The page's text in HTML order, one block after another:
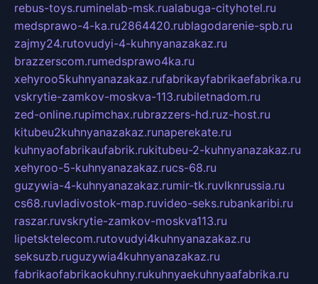
rebus-toys.ruminelab-msk.rualabuga-cityhotel.ru
medsprawo-4-ka.ru2864420.rublagodarenie-spb.ru
zajmy24.rutovudyi-4-kuhnyanazakaz.ru
brazzerscom.rumedsprawo4ka.ru
xehyroo5kuhnyanazakaz.rufabrikayfabrikaefabrika.ru
vskrytie-zamkov-moskva-113.rubiletnadom.ru
zed-online.rupimchax.rubrazzers-hd.ruz-host.ru
kitubeu2kuhnyanazakaz.runaperekate.ru
kuhnyaofabrikaufabrik.rukitubeu-2-kuhnyanazakaz.ru
xehyroo-5-kuhnyanazakaz.rucs-68.ru
guzywia-4-kuhnyanazakaz.rumir-tk.ruvlknrussia.ru
cs68.ruvladivostok-map.ruvideo-seks.rubankaribi.ru
raszar.ruvskrytie-zamkov-moskva113.ru
lipetsktelecom.rutovudyi4kuhnyanazakaz.ru
seksuzb.ruguzywia4kuhnyanazakaz.ru
fabrikaofabrikaokuhny.rukuhnyaekuhnyaafabrika.ru